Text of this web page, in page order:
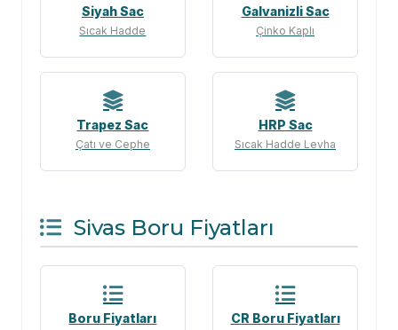
Siyah Sac
Sıcak Hadde
Galvanizli Sac
Çinko Kaplı
Trapez Sac
Çatı ve Cephe
HRP Sac
Sıcak Hadde Levha
Sivas Boru Fiyatları
Boru Fiyatları CR Boru Fiyatları